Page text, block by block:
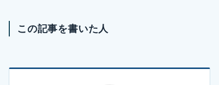
この記事を書いた人